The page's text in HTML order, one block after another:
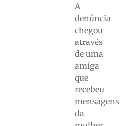
A
denúncia
chegou
através
de uma
amiga
que
recebeu
mensagens
da